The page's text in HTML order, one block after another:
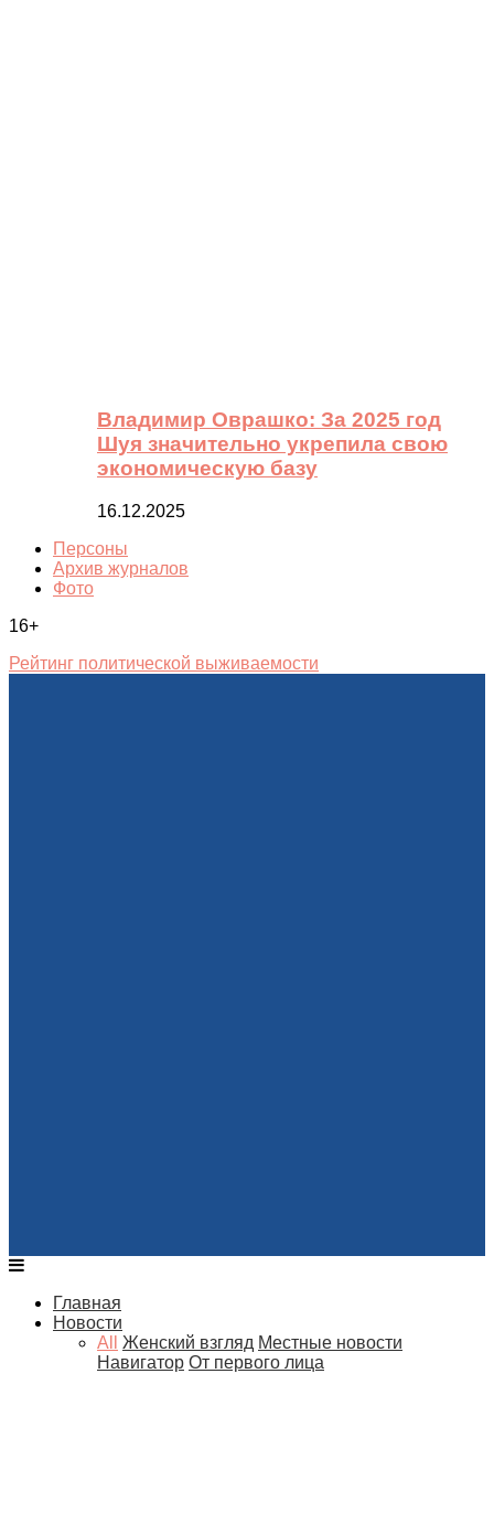
Владимир Оврашко: За 2025 год
Шуя значительно укрепила свою
экономическую базу
16.12.2025
Персоны
Архив журналов
Фото
16+
Рейтинг политической выживаемости
Главная
Новости
All
Женский взгляд Местные новости
Навигатор От первого лица